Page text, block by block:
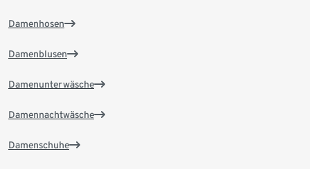
Damenhosen
Damenblusen
Damenunterwäsche
Damennachtwäsche
Damenschuhe